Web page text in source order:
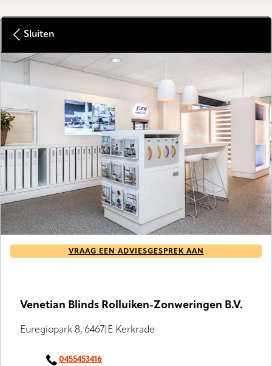
Sluiten
VRAAG EEN ADVIESGESPREK AAN
Venetian Blinds Rolluiken-Zonweringen B.V.
Euregiopark 8, 6467JE Kerkrade
0455453416